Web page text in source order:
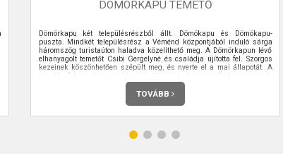
DÖMÖRKAPU TEMETŐ
Dömörkapu két településrészből állt. Dömökapu és Dömökapu-
puszta. Mindkét településrész a Véménd központjából induló sárga
háromszög turistaúton haladva közelíthető meg. A Dömörkapun lévő
elhanyagolt temetőt Csibi Gergelyné és családja újította fel. Szorgos
kezeinek köszönhetően szépült meg, és nyerte el a mai állapotát. A
temető folyamatos ápolásáról Véménd község Önkormányzata
TOVÁBB